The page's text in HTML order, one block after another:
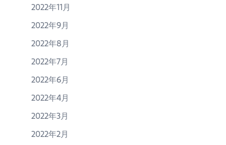
2022年11月
2022年9月
2022年8月
2022年7月
2022年6月
2022年4月
2022年3月
2022年2月